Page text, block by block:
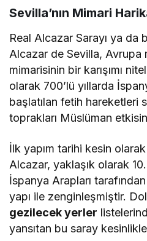
Sevilla’nın Mimari
Real Alcazar Sarayı ya da
Alcazar de Sevilla, Avrupa
mimarisinin bir karışımı
olarak 700’lü yıllarda
başlatılan fetih hareketleri
toprakları Müslüman
İlk yapım tarihi kesin
Alcazar, yaklaşık olarak
İspanya Arapları
yapı ile zenginleşmiştir.
gezilecek yerler
yansıtan bu saray